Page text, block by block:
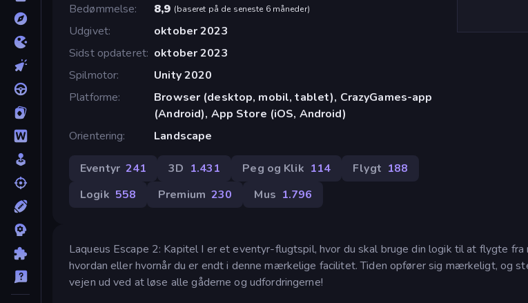
Bedømmelse
8,9 (baseret på de seneste 6 måneder)
Udgivet
oktober 2023
Sidst opdateret oktober 2023
Spilmotor
Unity 2020
Platforme
Browser (desktop, mobil, tablet), CrazyGames-app
(Android), App Store (iOS, Android)
Orientering
Landscape
Eventyr 241 3D 1.431 Peg og Klik 114 Flygt 188
Logik 558 Premium 230 Mus 1.796
Laqueus Escape 2: Kapitel I er et eventyr-flugtspil, hvor du skal bruge din logik til at flygte fra
hvordan eller hvornår du er endt i denne mærkelige facilitet. Tiden opfører sig mærkeligt, og
vejen ud ved at løse alle gåderne og udfordringerne!